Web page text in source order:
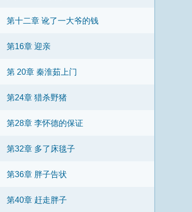
第十二章 讹了一大爷的钱
第16章 迎亲
第 20章 秦淮茹上门
第24章 猎杀野猪
第28章 李怀德的保证
第32章 多了床毯子
第36章 胖子告状
第40章 赶走胖子